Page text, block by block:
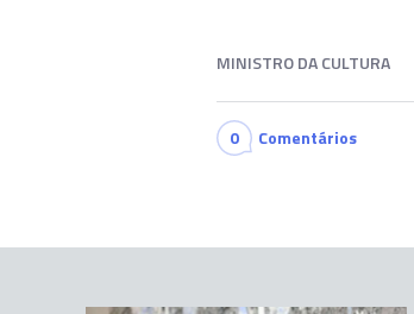
MINISTRO DA CULTURA
0 Comentários